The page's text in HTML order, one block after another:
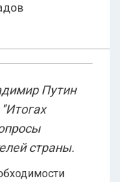
Путин
страны.